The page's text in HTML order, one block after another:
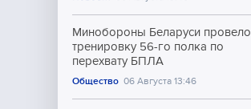
Минобороны Беларуси провело
тренировку 56-го полка по
перехвату БПЛА
Общество 06 Августа 13:46